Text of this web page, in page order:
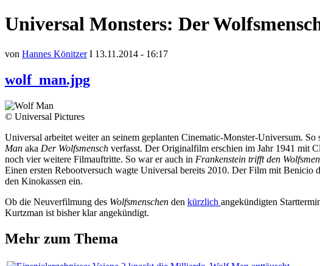
Universal Monsters: Der
von Hannes KönitzerI 13.11.2014 - 16:17
wolf_man.jpg
© Universal Pictures
Universal arbeitet weiter an seinem geplanten Cinematic-Monster-Universum.
Man aka Der Wolfsmensch verfasst. Der Originalfilm erschien im Jahr 1941 mit
noch vier weitere Filmauftritte. So war er auch in Frankenstein trifft den
Einen ersten Rebootversuch wagte Universal bereits 2010. Der Film mit
den Kinokassen ein.
Ob die Neuverfilmung des Wolfsmenschen den kürzlich angekündigten
Kurtzman ist bisher klar angekündigt.
Mehr zum Thema